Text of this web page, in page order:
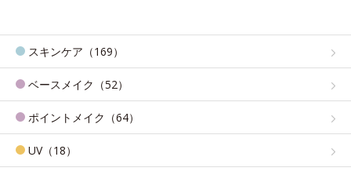
スキンケア（169）
ベースメイク（52）
ポイントメイク（64）
UV（18）